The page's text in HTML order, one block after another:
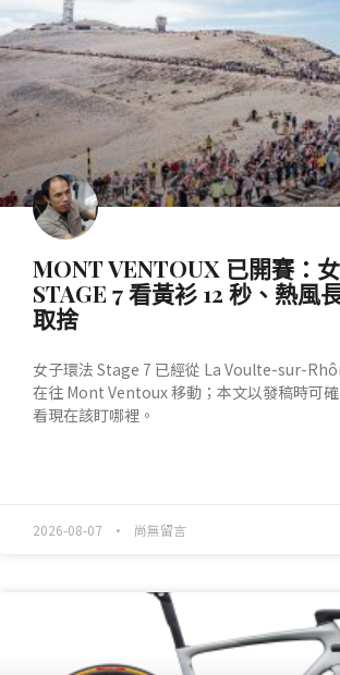
MONT VENTOUX 已開賽：
STAGE 7 看黃衫 12 秒、熱風
取捨
女子環法 Stage 7 已經從 La Voulte-sur-
在往 Mont Ventoux 移動；本文以發稿時可
看現在該盯哪裡。
2026-08-07 尚無留言